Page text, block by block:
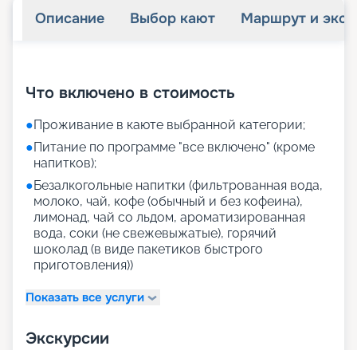
Описание Выбор кают Маршрут и
Что включено в стоимость
●Проживание в каюте выбранной категории;
●Питание по программе "все включено" (кроме
напитков);
●Безалкогольные напитки (фильтрованная вода,
молоко, чай, кофе (обычный и без кофеина),
лимонад, чай со льдом, ароматизированная
вода, соки (не свежевыжатые), горячий
шоколад (в виде пакетиков быстрого
приготовления))
Показать все услуги
Экскурсии